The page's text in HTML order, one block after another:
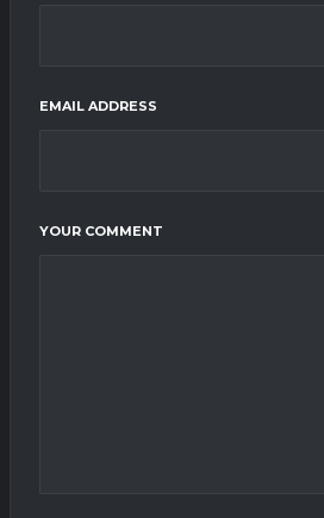
EMAIL ADDRESS
YOUR COMMENT